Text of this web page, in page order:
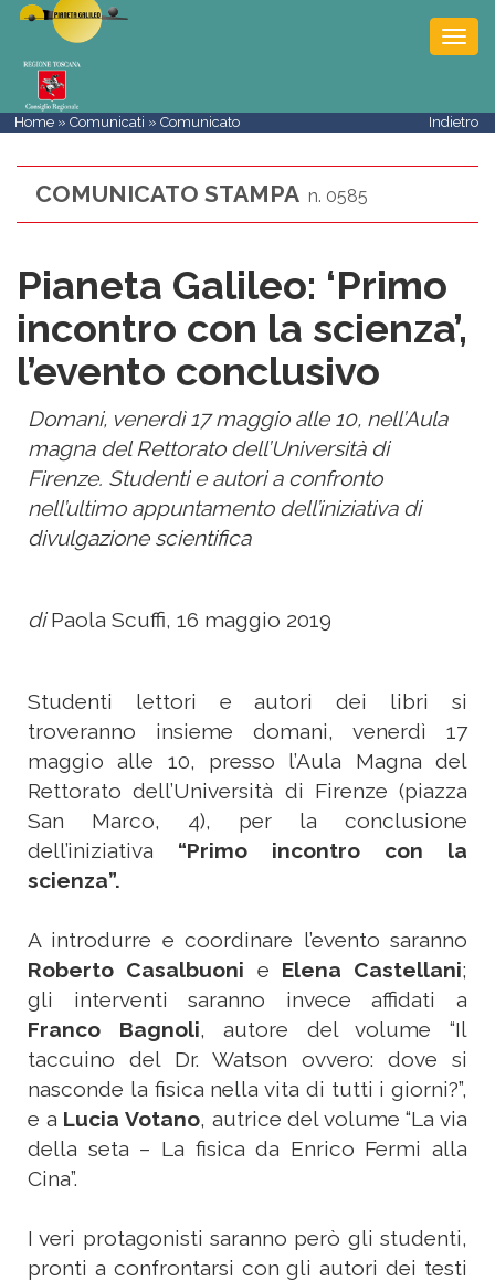
Home »Comunicati » Comunicato Indietro
COMUNICATO STAMPA n. 0585
Pianeta Galileo: ‘Primo
incontro con la scienza’,
l’evento conclusivo
Domani, venerdì 17 maggio alle 10, nell’Aula
magna del Rettorato dell’Università di
Firenze. Studenti e autori a confronto
nell’ultimo appuntamento dell’iniziativa di
divulgazione scientifica
diPaola Scuffi, 16 maggio 2019
Studenti lettori e autori dei libri si
troveranno insieme domani, venerdì 17
maggio alle 10, presso l’Aula Magna del
Rettorato dell’Università di Firenze (piazza
San Marco, 4), per la conclusione
dell’iniziativa “Primo incontro con la
scienza”.
A introdurre e coordinare l’evento saranno
Roberto Casalbuoni e Elena Castellani;
gli interventi saranno invece affidati a
Franco Bagnoli, autore del volume “Il
taccuino del Dr. Watson ovvero: dove si
nasconde la fisica nella vita di tutti i giorni?”,
e a Lucia Votano, autrice del volume “La via
della seta – La fisica da Enrico Fermi alla
Cina”.
I veri protagonisti saranno però gli studenti,
pronti a confrontarsi con gli autori dei testi